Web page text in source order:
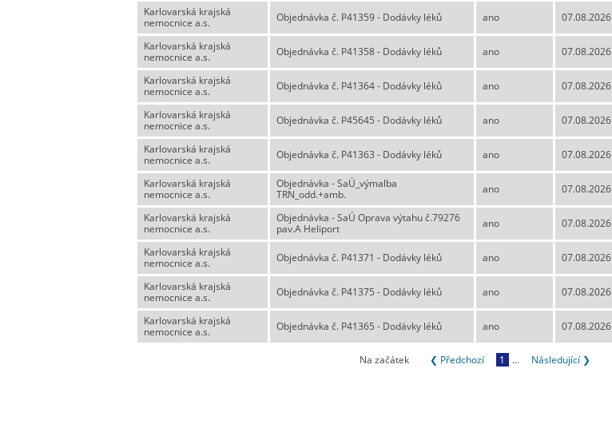
Karlovarská krajská
nemocnice a.s.
Objednávka č. P41359 - Dodávky léků ano 07.08.2026
Karlovarská krajská
nemocnice a.s.
Objednávka č. P41358 - Dodávky léků ano 07.08.2026
Karlovarská krajská
nemocnice a.s.
Objednávka č. P41364 - Dodávky léků ano 07.08.2026
Karlovarská krajská
nemocnice a.s.
Objednávka č. P45645 - Dodávky léků ano 07.08.2026
Karlovarská krajská
nemocnice a.s.
Objednávka č. P41363 - Dodávky léků ano 07.08.2026
Karlovarská krajská
nemocnice a.s.
Objednávka - SaÚ_výmalba
TRN_odd.+amb.
ano 07.08.2026
Karlovarská krajská
nemocnice a.s.
Objednávka - SaÚ Oprava výtahu č.79276
pav.A Heliport
ano 07.08.2026
Karlovarská krajská
nemocnice a.s.
Objednávka č. P41371 - Dodávky léků ano 07.08.2026
Karlovarská krajská
nemocnice a.s.
Objednávka č. P41375 - Dodávky léků ano 07.08.2026
Karlovarská krajská
nemocnice a.s.
Objednávka č. P41365 - Dodávky léků ano 07.08.2026
Na začátek ❮ Předchozí 1 ... Následující ❯